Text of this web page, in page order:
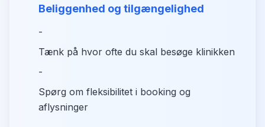
Beliggenhed og tilgængelighed
-
Tænk på hvor ofte du skal besøge klinikken
-
Spørg om fleksibilitet i booking og
aflysninger